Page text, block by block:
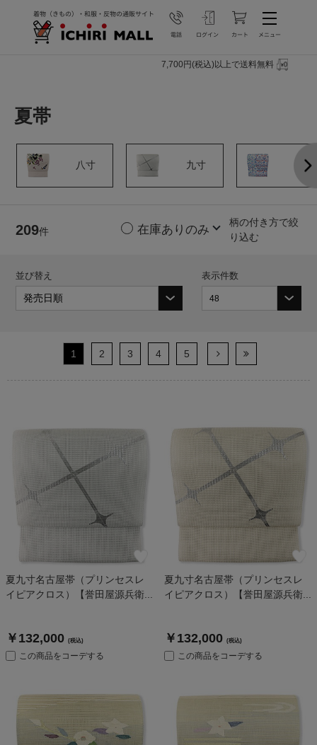
7,700円(税込)以上で送料無料
夏帯
八寸 九寸 袋帯
209件
柄の付き方で絞
り込む
並び替え 表示件数
1 2 3 4 5
夏九寸名古屋帯（プリンセスレ
イピアクロス）【誉田屋源兵衛...
￥132,000 (税込)
この商品をコーデする
夏九寸名古屋帯（プリンセスレ
イピアクロス）【誉田屋源兵衛...
￥132,000 (税込)
この商品をコーデする